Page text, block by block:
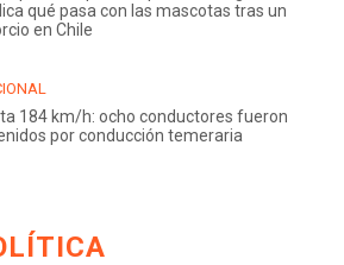
qué pasa con las mascotas tras un
en Chile
184 km/h: ocho conductores fueron
por conducción temeraria